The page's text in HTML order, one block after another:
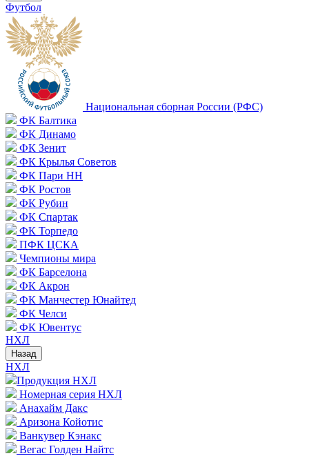
Футбол
Национальная сборная России (РФС)
ФК Балтика
ФК Динамо
ФК Зенит
ФК Крылья Советов
ФК Пари НН
ФК Ростов
ФК Рубин
ФК Спартак
ФК Торпедо
ПФК ЦСКА
Чемпионы мира
ФК Барселона
ФК Акрон
ФК Манчестер Юнайтед
ФК Челси
ФК Ювентус
НХЛ
Назад
НХЛ
Продукция НХЛ
Номерная серия НХЛ
Анахайм Дакс
Аризона Койотис
Ванкувер Кэнакс
Вегас Голден Найтс